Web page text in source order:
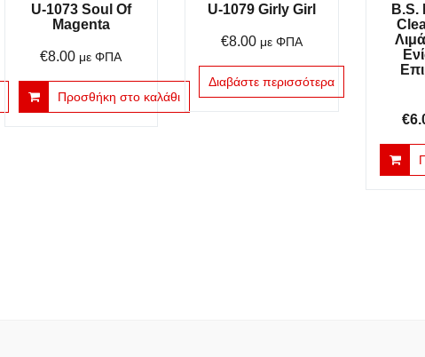
U-1073 Soul Of
Magenta
€8.00 με ΦΠΑ
Προσθήκη στο καλάθι
U-1079 Girly Girl
€8.00 με ΦΠΑ
Διαβάστε περισσότερα
B.S.
€